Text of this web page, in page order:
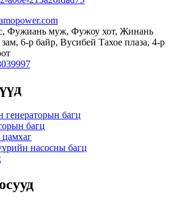
Фужиань муж, Фужоу хот, Жинань
6-р байр, Вусибей Тахое плаза, 4-р
багц
багц
цамхаг
насосны багц